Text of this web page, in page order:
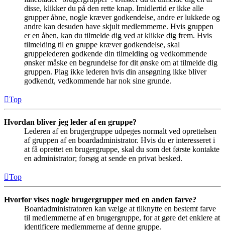
disse, klikker du på den rette knap. Imidlertid er ikke alle
grupper åbne, nogle kræver godkendelse, andre er lukkede og
andre kan desuden have skjult medlemmerne. Hvis gruppen
er en åben, kan du tilmelde dig ved at klikke dig frem. Hvis
tilmelding til en gruppe kræver godkendelse, skal
gruppelederen godkende din tilmelding og vedkommende
ønsker måske en begrundelse for dit ønske om at tilmelde dig
gruppen. Plag ikke lederen hvis din ansøgning ikke bliver
godkendt, vedkommende har nok sine grunde.
Top
Hvordan bliver jeg leder af en gruppe?
Lederen af en brugergruppe udpeges normalt ved oprettelsen
af gruppen af en boardadministrator. Hvis du er interesseret i
at få oprettet en brugergruppe, skal du som det første kontakte
en administrator; forsøg at sende en privat besked.
Top
Hvorfor vises nogle brugergrupper med en anden farve?
Boardadministratoren kan vælge at tilknytte en bestemt farve
til medlemmerne af en brugergruppe, for at gøre det enklere at
identificere medlemmerne af denne gruppe.